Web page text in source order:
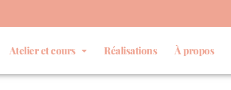
Atelier et cours Réalisations À propos